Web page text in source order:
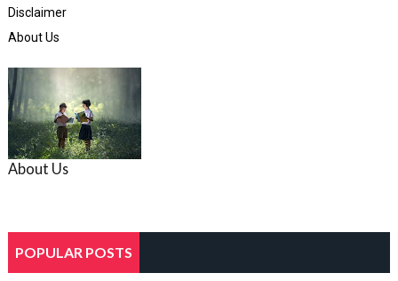
Disclaimer
About Us
About Us
POPULAR POSTS